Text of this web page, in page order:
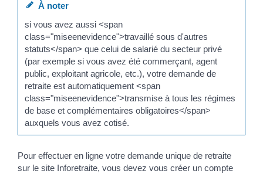
À noter
si vous avez aussi <span
class="miseenevidence">travaillé sous d'autres
statuts</span> que celui de salarié du secteur privé
(par exemple si vous avez été commerçant, agent
public, exploitant agricole, etc.), votre demande de
retraite est automatiquement <span
class="miseenevidence">transmise à tous les régimes
de base et complémentaires obligatoires</span>
auxquels vous avez cotisé.
Pour effectuer en ligne votre demande unique de retraite
sur le site Inforetraite, vous devez vous créer un compte